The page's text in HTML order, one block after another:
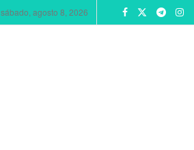
sábado, agosto 8, 2026